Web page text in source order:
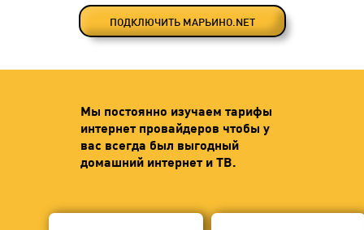
ПОДКЛЮЧИТЬ МАРЬИНО.NET
Мы постоянно изучаем тарифы
интернет провайдеров чтобы у
вас всегда был выгодный
домашний интернет и ТВ.